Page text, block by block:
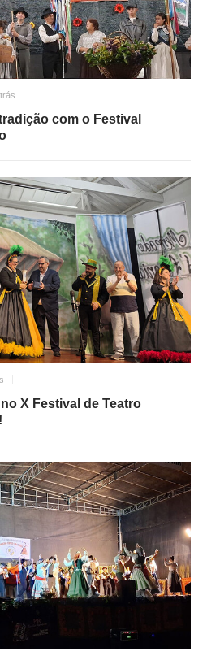
com o Festival
X Festival de Teatro